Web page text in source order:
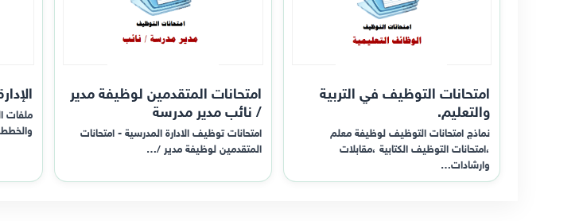
امتحانات التوظيف في التربية
والتعليم.
نماذج امتحانات التوظيف لوظيفة معلم
،امتحانات التوظيف الكتابية ،مقابلات
وارشادات…
امتحانات المتقدمين لوظيفة مدير
/ نائب مدير مدرسة
امتحانات توظيف الادارة المدرسية - امتحانات
المتقدمين لوظيفة مدير /…
ملفات
والخطط